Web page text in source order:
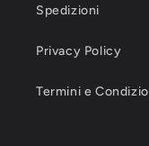
Spedizioni
Privacy Policy
Termini e